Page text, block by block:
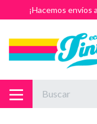
¡Hacemos envíos